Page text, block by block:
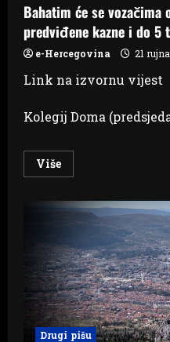
Bahatim će se vozačima
predviđene kazne i do 5
e-Hercegovina 21
Link na izvornu vijest
Kolegij Doma
VišeRead
more
će
vozačima
oduzimati
vozila,
predviđene
kazne
i
do
5
tisuća
KM
Drugi pišu